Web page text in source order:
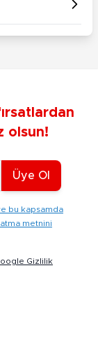
olsun!
Üye Ol
bu kapsamda
metnini
Gizlilik